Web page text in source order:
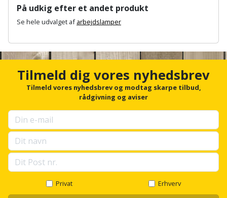
og
opbevaring
Værktøjssæt
Vaterpas
Slagnøgle
Slagnøgletilbehør
Slibemaskine
Sømpistol
Sømpistoltilbehør
Spånsuger
Stiftepistol
Trappevanger
afskærmning
Varme
Varmepumpeskjuler
Velux
gardin
På udkig efter et andet produkt
Se hele udvalget afarbejdslamper
c
r
u
p
s
e
l
l
c
Tilmeld dig vores nyhedsbrev
Tilmeld vores nyhedsbrev og modtag skarpe tilbud,
rådgivning og aviser
Privat Erhverv